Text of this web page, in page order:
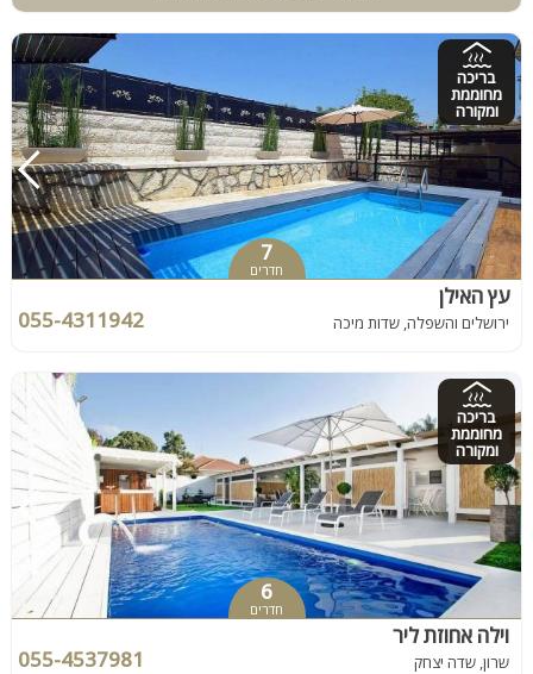
בריכה
מחוממת
ומקורה
7
חדרים
עץ האילן
ירושלים והשפלה, שדות מיכה 055-4311942
בריכה
מחוממת
ומקורה
6
חדרים
וילה אחוזת ליר
שרון, שדה יצחק 055-4537981